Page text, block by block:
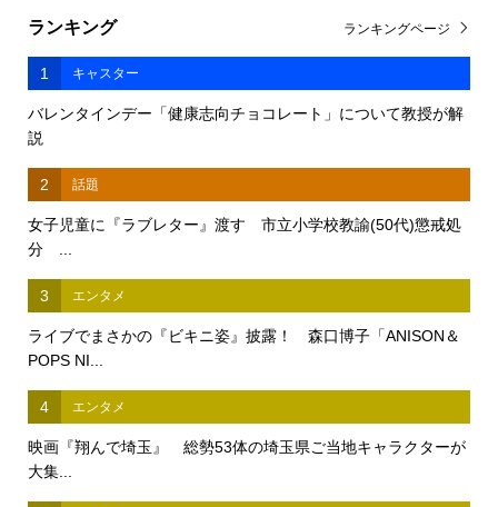
ランキング
1 キャスター
バレンタインデー「健康志向チョコレート」について教授が解
説
2 話題
女子児童に『ラブレター』渡す 市立小学校教諭(50代)懲戒処
分 ...
3 エンタメ
ライブでまさかの『ビキニ姿』披露！ 森口博子「ANISON＆
POPS NI...
4 エンタメ
映画『翔んで埼玉』 総勢53体の埼玉県ご当地キャラクターが
大集...
ランキングページ